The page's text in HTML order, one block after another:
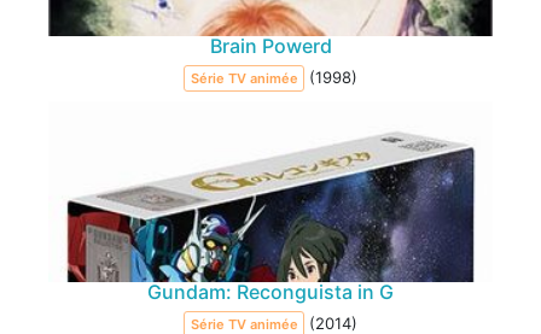
Brain Powerd
Série TV animée (1998)
Gundam: Reconguista in G
Série TV animée (2014)